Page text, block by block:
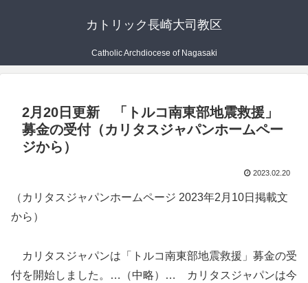
カトリック長崎大司教区
Catholic Archdiocese of Nagasaki
2月20日更新 「トルコ南東部地震救援」
募金の受付（カリタスジャパンホームペー
ジから）
2023.02.20
（カリタスジャパンホームページ 2023年2月10日掲載文
から）
カリタスジャパンは「トルコ南東部地震救援」募金の受
付を開始しました。…（中略）… カリタスジャパンは今